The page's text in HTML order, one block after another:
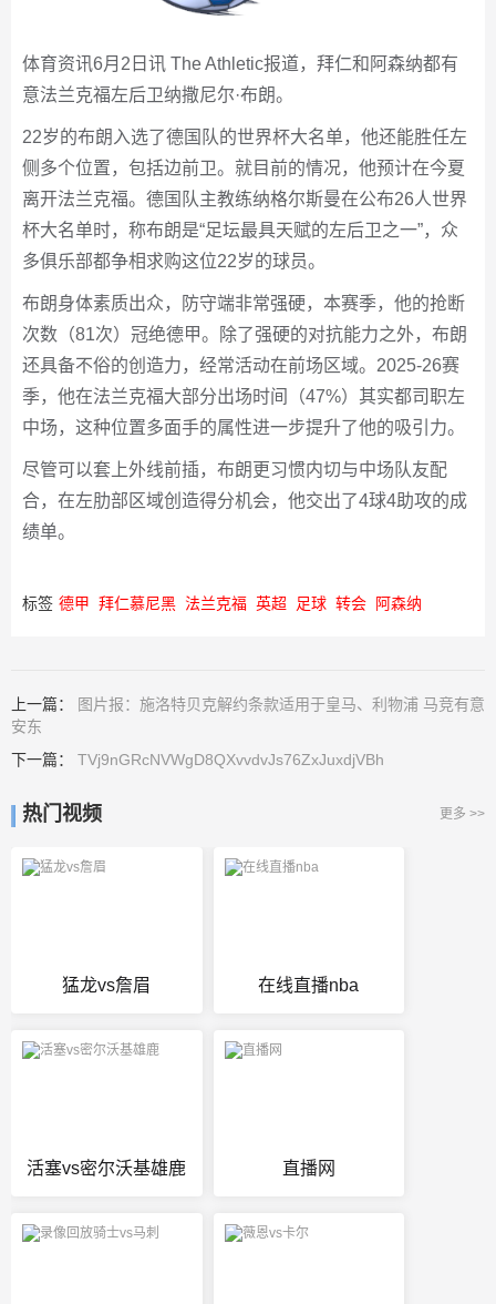
体育资讯6月2日讯 The Athletic报道，拜仁和阿森纳都有
意法兰克福左后卫纳撒尼尔·布朗。
22岁的布朗入选了德国队的世界杯大名单，他还能胜任左
侧多个位置，包括边前卫。就目前的情况，他预计在今夏
离开法兰克福。德国队主教练纳格尔斯曼在公布26人世界
杯大名单时，称布朗是“足坛最具天赋的左后卫之一”，众
多俱乐部都争相求购这位22岁的球员。
布朗身体素质出众，防守端非常强硬，本赛季，他的抢断
次数（81次）冠绝德甲。除了强硬的对抗能力之外，布朗
还具备不俗的创造力，经常活动在前场区域。2025‑26赛
季，他在法兰克福大部分出场时间（47%）其实都司职左
中场，这种位置多面手的属性进一步提升了他的吸引力。
尽管可以套上外线前插，布朗更习惯内切与中场队友配
合，在左肋部区域创造得分机会，他交出了4球4助攻的成
绩单。
标签 德甲 拜仁慕尼黑 法兰克福 英超 足球 转会 阿森纳
上一篇：
图片报：施洛特贝克解约条款适用于皇马、利物浦 马竞有意
安东
下一篇： TVj9nGRcNVWgD8QXvvdvJs76ZxJuxdjVBh
热门视频 更多 >>
猛龙vs詹眉 在线直播nba
活塞vs密尔沃基雄鹿 直播网